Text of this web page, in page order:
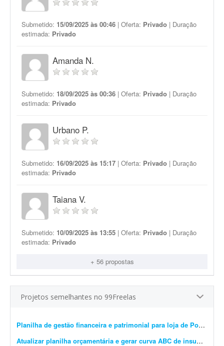
Submetido: 15/09/2025 às 00:46 | Oferta: Privado | Duração
estimada: Privado
Amanda N.
Submetido: 18/09/2025 às 00:36 | Oferta: Privado | Duração
estimada: Privado
Urbano P.
Submetido: 16/09/2025 às 15:17 | Oferta: Privado | Duração
estimada: Privado
Taiana V.
Submetido: 10/09/2025 às 13:55 | Oferta: Privado | Duração
estimada: Privado
+ 56 propostas
Projetos semelhantes no 99Freelas
Planilha de gestão financeira e patrimonial para loja de Pokémon TCG
Atualizar planilha orçamentária e gerar curva ABC de insumos e serviços